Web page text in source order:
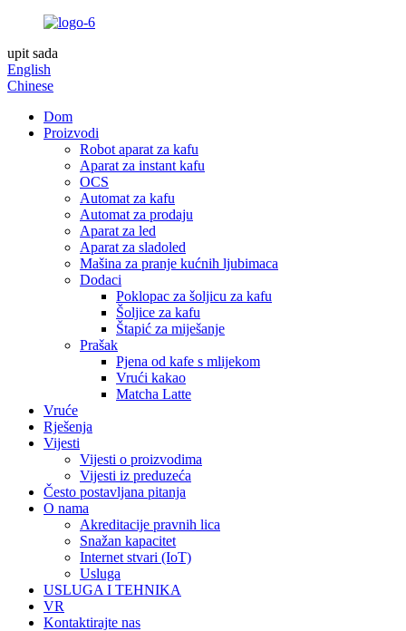
upit sada
English
Chinese
Dom
Proizvodi
Robot aparat za kafu
Aparat za instant kafu
OCS
Automat za kafu
Automat za prodaju
Aparat za led
Aparat za sladoled
Mašina za pranje kućnih ljubimaca
Dodaci
Poklopac za šoljicu za kafu
Šoljice za kafu
Štapić za miješanje
Prašak
Pjena od kafe s mlijekom
Vrući kakao
Matcha Latte
Vruće
Rješenja
Vijesti
Vijesti o proizvodima
Vijesti iz preduzeća
Često postavljana pitanja
O nama
Akreditacije pravnih lica
Snažan kapacitet
Internet stvari (IoT)
Usluga
USLUGA I TEHNIKA
VR
Kontaktirajte nas